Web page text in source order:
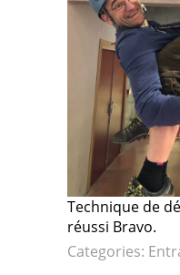
Technique de
réussi Bravo.
Categories: